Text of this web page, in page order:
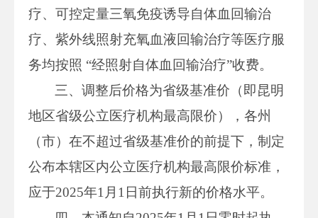
疗、可控定量三氧免疫诱导自体血回输治
疗、紫外线照射充氧血液回输治疗等医疗服
务均按照 “经照射自体血回输治疗”收费。
三、调整后价格为省级基准价（即昆明
地区省级公立医疗机构最高限价），各州
（市）在不超过省级基准价的前提下，制定
公布本辖区内公立医疗机构最高限价标准，
应于2025年1月1日前执行新的价格水平。